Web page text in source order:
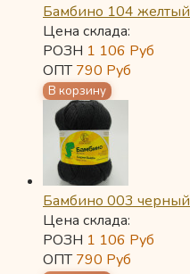
Бамбино 104 желтый
Цена склада:
РОЗН 1 106 Руб
ОПТ790 Руб
Бамбино 003 черный
Цена склада:
РОЗН 1 106 Руб
ОПТ790 Руб